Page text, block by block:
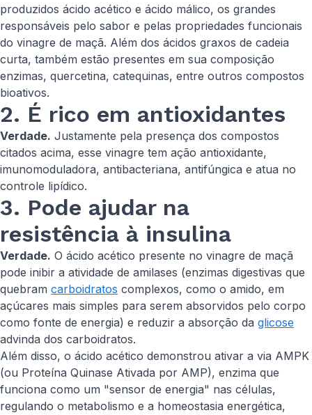
produzidos ácido acético e ácido málico, os grandes
responsáveis pelo sabor e pelas propriedades funcionais
do vinagre de maçã. Além dos ácidos graxos de cadeia
curta, também estão presentes em sua composição
enzimas, quercetina, catequinas, entre outros compostos
bioativos.
2. É rico em antioxidantes
Verdade. Justamente pela presença dos compostos
citados acima, esse vinagre tem ação antioxidante,
imunomoduladora, antibacteriana, antifúngica e atua no
controle lipídico.
3. Pode ajudar na
resistência à insulina
Verdade. O ácido acético presente no vinagre de maçã
pode inibir a atividade de amilases (enzimas digestivas que
quebram carboidratos complexos, como o amido, em
açúcares mais simples para serem absorvidos pelo corpo
como fonte de energia) e reduzir a absorção da glicose
advinda dos carboidratos.
Além disso, o ácido acético demonstrou ativar a via AMPK
(ou Proteína Quinase Ativada por AMP), enzima que
funciona como um "sensor de energia" nas células,
regulando o metabolismo e a homeostasia energética,